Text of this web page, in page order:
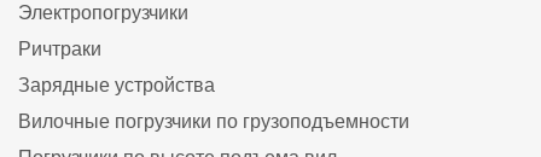
Электропогрузчики
Ричтраки
Зарядные устройства
Вилочные погрузчики по грузоподъемности